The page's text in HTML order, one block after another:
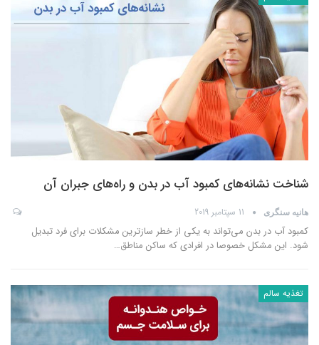
شناخت نشانه‌های کمبود آب در بدن و راه‌های جبران آن
هانیه سنگری 11 سپتامبر 2019
کمبود آب در بدن می‌تواند به یکی از خطر سازترین مشکلات برای فرد تبدیل
شود. این مشکل خصوصا در افرادی که ساکن مناطق…
تغذیه سالم